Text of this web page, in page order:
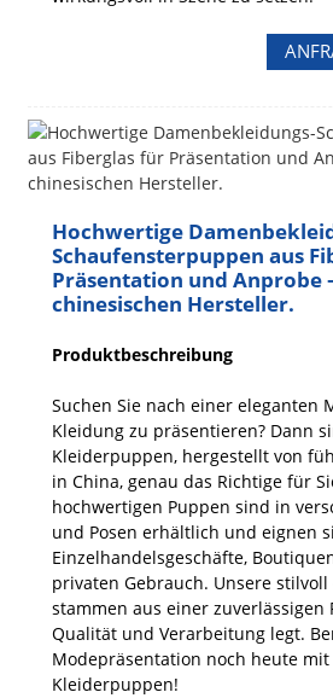
Hochwertige
Schaufensterpuppen aus
Präsentation und Anprobe
chinesischen Hersteller.
Produktbeschreibung
Suchen Sie nach einer eleganten
Kleidung zu präsentieren? Dann
Kleiderpuppen, hergestellt von
in China, genau das Richtige für
hochwertigen Puppen sind in
und Posen erhältlich und eignen
Einzelhandelsgeschäfte,
privaten Gebrauch. Unsere
stammen aus einer zuverlässigen
Qualität und Verarbeitung legt.
Modepräsentation noch heute
Kleiderpuppen!